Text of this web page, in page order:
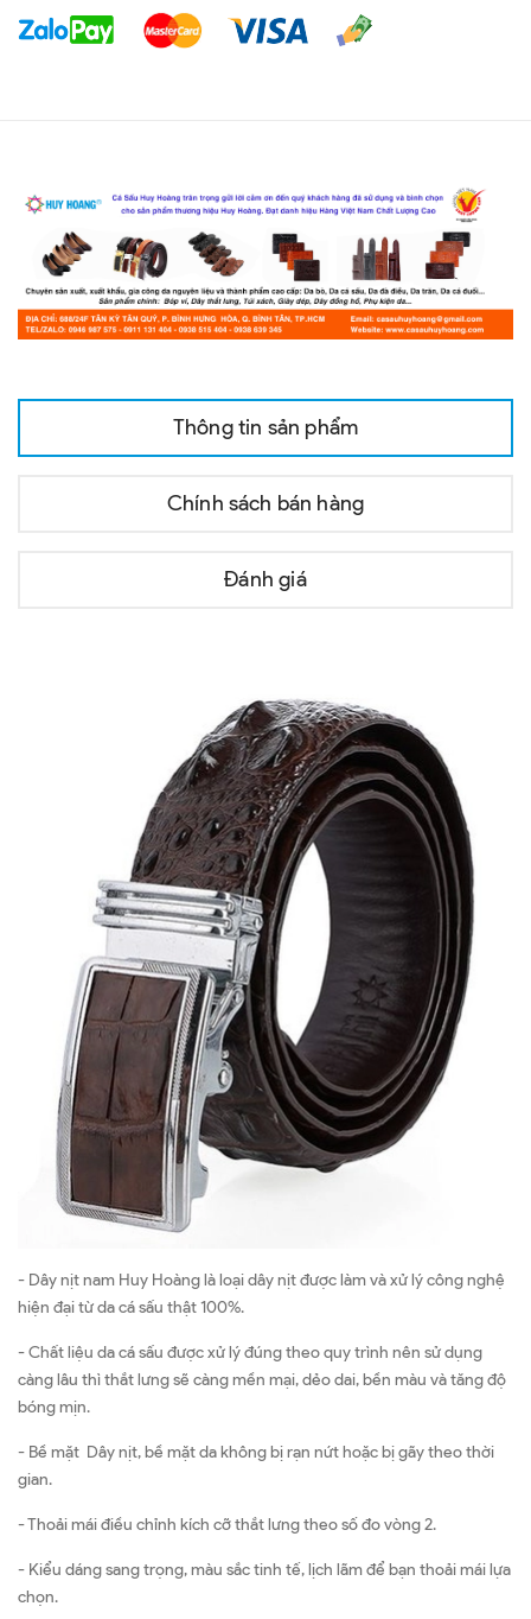
Thông tin sản phẩm
Chính sách bán hàng
Đánh giá
- Dây nịt nam Huy Hoàng là loại dây nịt được làm và xử lý công nghệ
hiện đại từ da cá sấu thật 100%.
- Chất liệu da cá sấu được xử lý đúng theo quy trình nên sử dụng
càng lâu thì thắt lưng sẽ càng mền mại, dẻo dai, bền màu và tăng độ
bóng mịn.
- Bề mặt Dây nịt, bề mặt da không bị rạn nứt hoặc bị gãy theo thời
gian.
- Thoải mái điều chỉnh kích cỡ thắt lưng theo số đo vòng 2.
- Kiểu dáng sang trọng, màu sắc tinh tế, lịch lãm để bạn thoải mái lựa
chọn.